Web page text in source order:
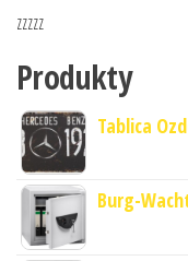
zzzzz
Produkty
Tablica
Burg-